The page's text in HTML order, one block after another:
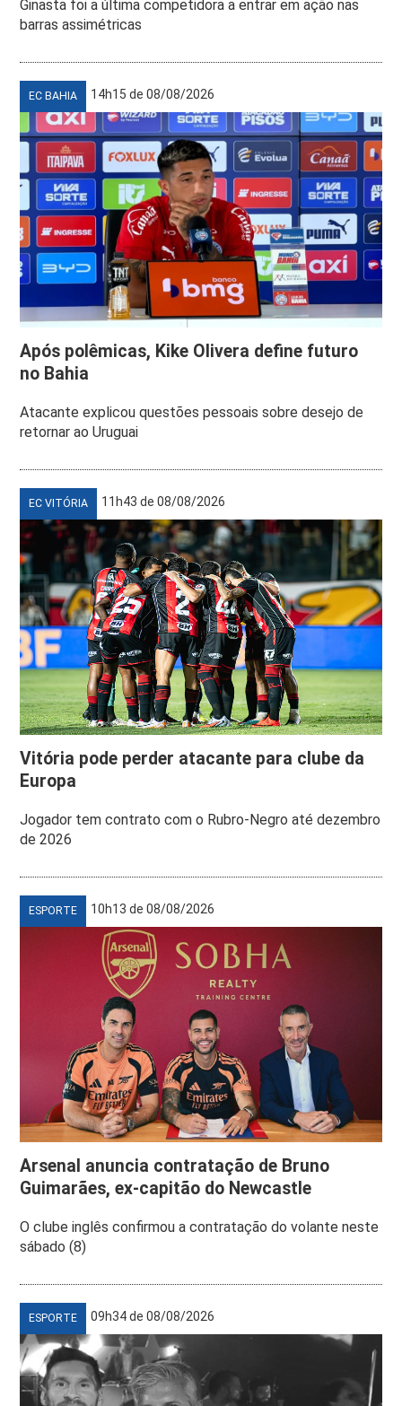
Ginasta foi a última competidora a entrar em ação nas
barras assimétricas
EC BAHIA 14h15 de 08/08/2026
Após polêmicas, Kike Olivera define futuro
no Bahia
Atacante explicou questões pessoais sobre desejo de
retornar ao Uruguai
EC VITÓRIA 11h43 de 08/08/2026
Vitória pode perder atacante para clube da
Europa
Jogador tem contrato com o Rubro-Negro até dezembro
de 2026
ESPORTE 10h13 de 08/08/2026
Arsenal anuncia contratação de Bruno
Guimarães, ex-capitão do Newcastle
O clube inglês confirmou a contratação do volante neste
sábado (8)
ESPORTE 09h34 de 08/08/2026